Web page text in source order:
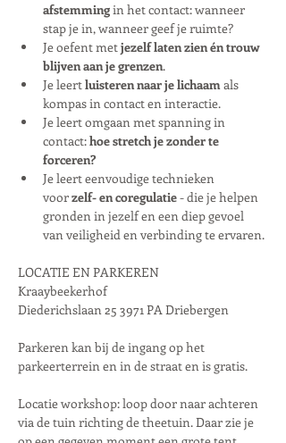
afstemming in het contact: wanneer
stap je in, wanneer geef je ruimte?
Je oefent met jezelf laten zien én trouw
blijven aan je grenzen.
Je leert luisteren naar je lichaam als
kompas in contact en interactie.
Je leert omgaan met spanning in
contact: hoe stretch je zonder te
forceren?
Je leert eenvoudige technieken
voor zelf- en coregulatie - die je helpen
gronden in jezelf en een diep gevoel
van veiligheid en verbinding te ervaren.
LOCATIE EN PARKEREN
Kraaybeekerhof
Diederichslaan 25 3971 PA Driebergen
Parkeren kan bij de ingang op het
parkeerterrein en in de straat en is gratis.
Locatie workshop: loop door naar achteren
via de tuin richting de theetuin. Daar zie je